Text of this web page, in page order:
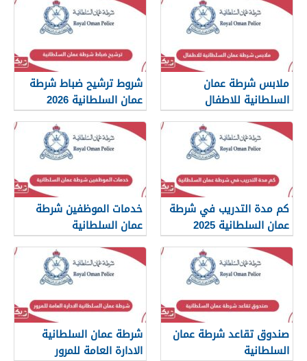
ملابس شرطة عمان
السلطانية للاطفال
شروط ترشيح ضباط شرطة
عمان السلطانية 2026
كم مدة التدريب في شرطة
عمان السلطانية 2025
خدمات الموظفين شرطة
عمان السلطانية
صندوق تقاعد شرطة عمان
السلطانية
شرطة عمان السلطانية
الادارة العامة للمرور